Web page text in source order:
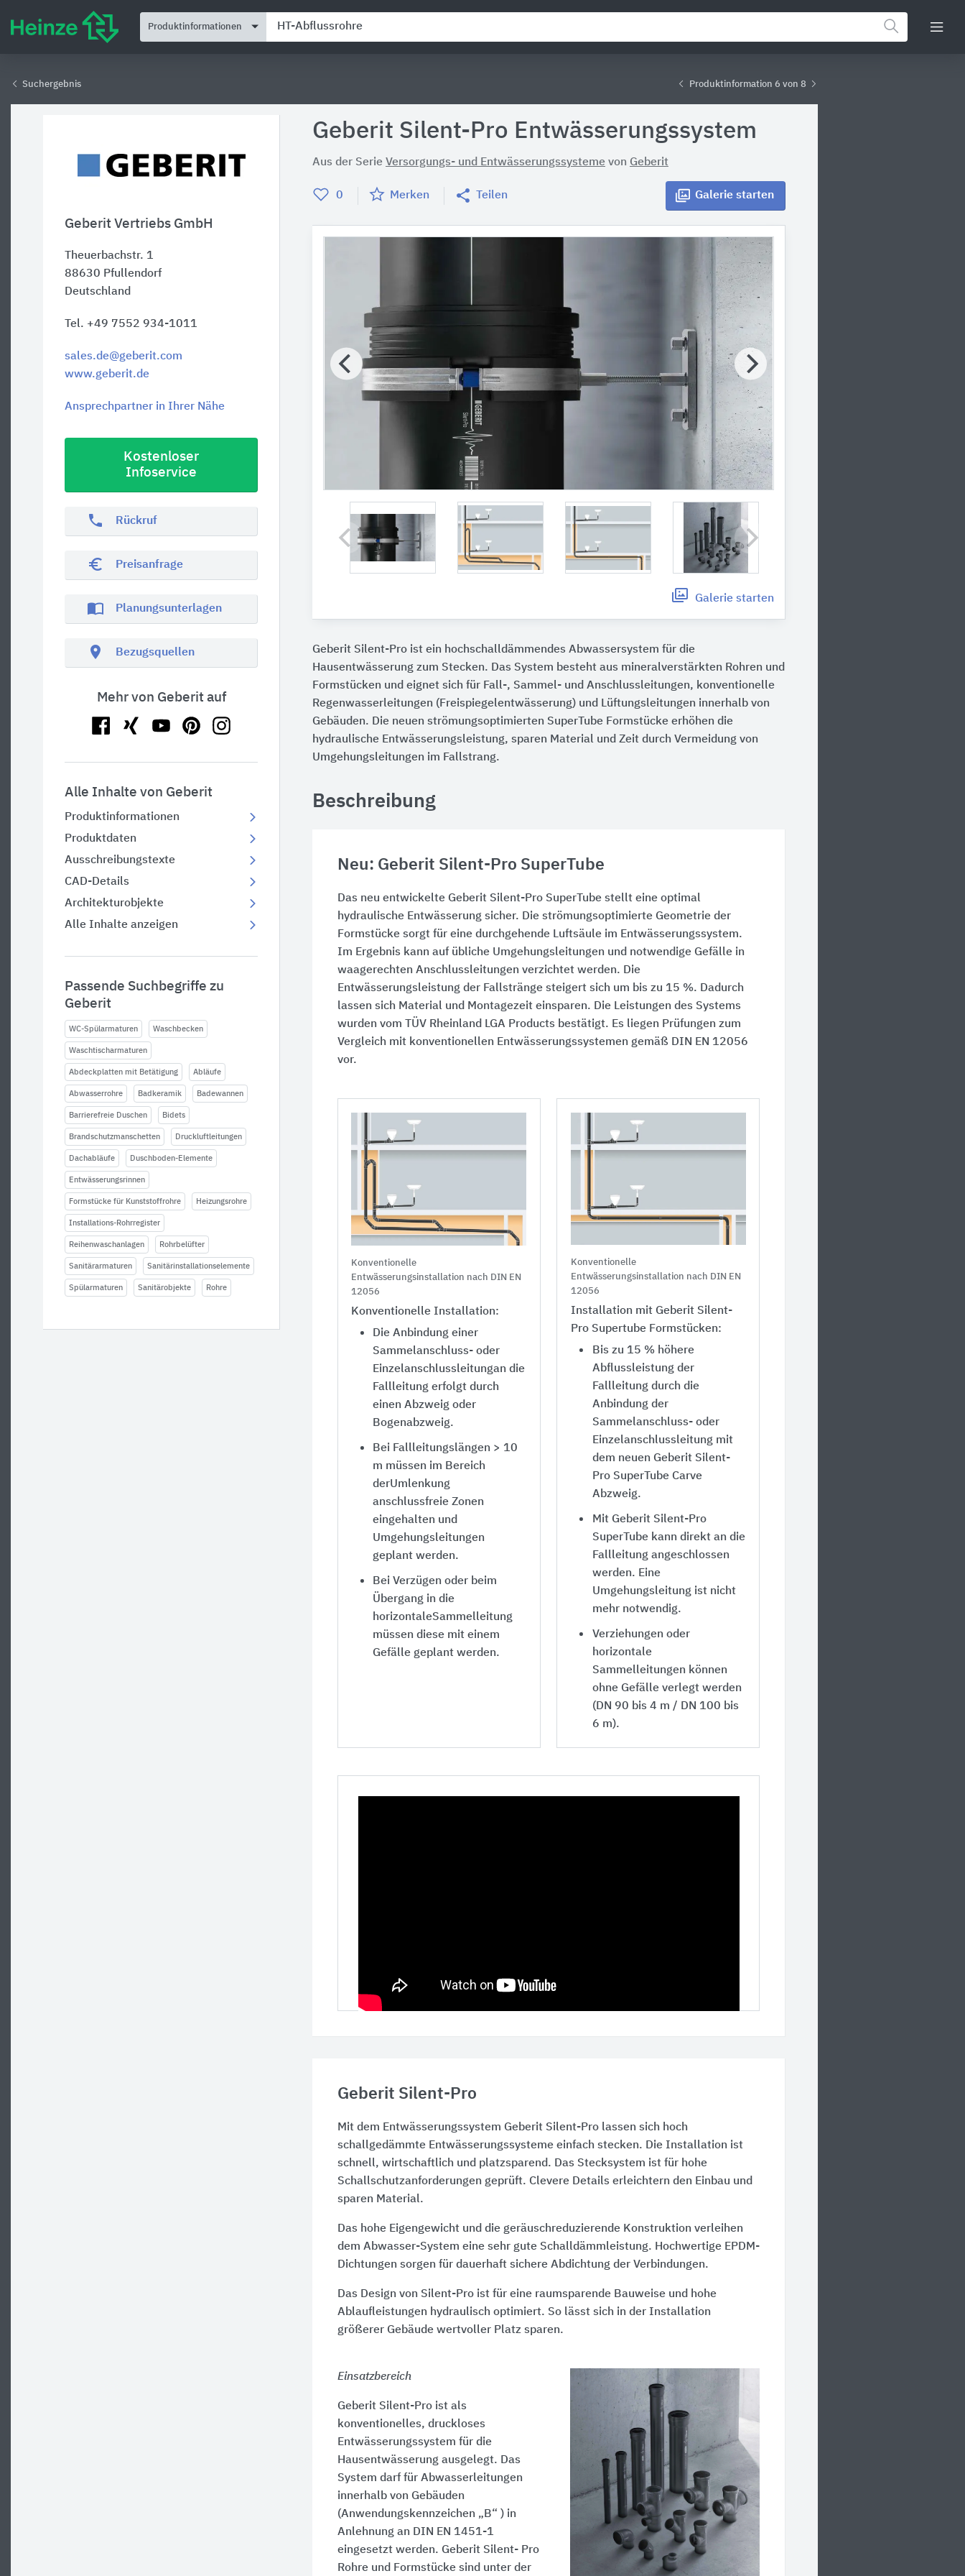
Produktinformationen
Suchergebnis Produktinformation 6 von 8
Geberit Vertriebs GmbH
Theuerbachstr. 1
88630 Pfullendorf
Deutschland
Tel. +49 7552 934-1011
sales.de@geberit.com
www.geberit.de
Ansprechpartner in Ihrer Nähe
Kostenloser
Infoservice
phone Rückruf
euro_symbol Preisanfrage
import_contacts Planungsunterlagen
location_on Bezugsquellen
Mehr von Geberit auf
Alle Inhalte von Geberit
Produktinformationen
Produktdaten
Ausschreibungstexte
CAD-Details
Architekturobjekte
Alle Inhalte anzeigen
Passende Suchbegriffe zu
Geberit
WC-Spülarmaturen Waschbecken
Waschtischarmaturen
Abdeckplatten mit Betätigung Abläufe
Abwasserrohre Badkeramik Badewannen
Barrierefreie Duschen Bidets
Brandschutzmanschetten Druckluftleitungen
Dachabläufe Duschboden-Elemente
Entwässerungsrinnen
Formstücke für Kunststoffrohre Heizungsrohre
Installations-Rohrregister
Reihenwaschanlagen Rohrbelüfter
Sanitärarmaturen Sanitärinstallationselemente
Spülarmaturen Sanitärobjekte Rohre
Geberit Silent-Pro Entwässerungssystem
Aus der Serie Versorgungs- und Entwässerungssysteme von Geberit
0 Merken Teilen Galerie starten
Galerie starten
Geberit Silent-Pro ist ein hochschalldämmendes Abwassersystem für die
Hausentwässerung zum Stecken. Das System besteht aus mineralverstärkten Rohren und
Formstücken und eignet sich für Fall-, Sammel- und Anschlussleitungen, konventionelle
Regenwasserleitungen (Freispiegelentwässerung) und Lüftungsleitungen innerhalb von
Gebäuden. Die neuen strömungsoptimierten SuperTube Formstücke erhöhen die
hydraulische Entwässerungsleistung, sparen Material und Zeit durch Vermeidung von
Umgehungsleitungen im Fallstrang.
Beschreibung
Neu: Geberit Silent-Pro SuperTube
Das neu entwickelte Geberit Silent-Pro SuperTube stellt eine optimal
hydraulische Entwässerung sicher. Die strömungsoptimierte Geometrie der
Formstücke sorgt für eine durchgehende Luftsäule im Entwässerungssystem.
Im Ergebnis kann auf übliche Umgehungsleitungen und notwendige Gefälle in
waagerechten Anschlussleitungen verzichtet werden. Die
Entwässerungsleistung der Fallstränge steigert sich um bis zu 15 %. Dadurch
lassen sich Material und Montagezeit einsparen. Die Leistungen des Systems
wurden vom TÜV Rheinland LGA Products bestätigt. Es liegen Prüfungen zum
Vergleich mit konventionellen Entwässerungssystemen gemäß DIN EN 12056
vor.
Konventionelle
Entwässerungsinstallation nach DIN EN
12056
Konventionelle Installation:
Die Anbindung einer
Sammelanschluss- oder
Einzelanschlussleitungan die
Fallleitung erfolgt durch
einen Abzweig oder
Bogenabzweig.
Bei Fallleitungslängen > 10
m müssen im Bereich
derUmlenkung
anschlussfreie Zonen
eingehalten und
Umgehungsleitungen
geplant werden.
Bei Verzügen oder beim
Übergang in die
horizontaleSammelleitung
müssen diese mit einem
Gefälle geplant werden.
Konventionelle
Entwässerungsinstallation nach DIN EN
12056
Installation mit Geberit Silent-
Pro Supertube Formstücken:
Bis zu 15 % höhere
Abflussleistung der
Fallleitung durch die
Anbindung der
Sammelanschluss- oder
Einzelanschlussleitung mit
dem neuen Geberit Silent-
Pro SuperTube Carve
Abzweig.
Mit Geberit Silent-Pro
SuperTube kann direkt an die
Fallleitung angeschlossen
werden. Eine
Umgehungsleitung ist nicht
mehr notwendig.
Verziehungen oder
horizontale
Sammelleitungen können
ohne Gefälle verlegt werden
(DN 90 bis 4 m / DN 100 bis
6 m).
Geberit Silent-Pro
Mit dem Entwässerungssystem Geberit Silent-Pro lassen sich hoch
schallgedämmte Entwässerungssysteme einfach stecken. Die Installation ist
schnell, wirtschaftlich und platzsparend. Das Stecksystem ist für hohe
Schallschutzanforderungen geprüft. Clevere Details erleichtern den Einbau und
sparen Material.
Das hohe Eigengewicht und die geräuschreduzierende Konstruktion verleihen
dem Abwasser-System eine sehr gute Schalldämmleistung. Hochwertige EPDM-
Dichtungen sorgen für dauerhaft sichere Abdichtung der Verbindungen.
Das Design von Silent-Pro ist für eine raumsparende Bauweise und hohe
Ablaufleistungen hydraulisch optimiert. So lässt sich in der Installation
größerer Gebäude wertvoller Platz sparen.
Einsatzbereich
Geberit Silent-Pro ist als
konventionelles, druckloses
Entwässerungssystem für die
Hausentwässerung ausgelegt. Das
System darf für Abwasserleitungen
innerhalb von Gebäuden
(Anwendungskennzeichen „B“ ) in
Anlehnung an DIN EN 1451-1
eingesetzt werden. Geberit Silent- Pro
Rohre und Formstücke sind unter der